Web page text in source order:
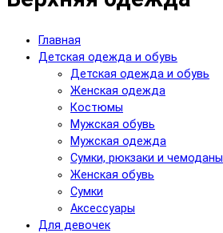
Главная
Детская одежда и обувь
Детская одежда и обувь
Женская одежда
Костюмы
Мужская обувь
Мужская одежда
Сумки, рюкзаки и чемоданы
Женская обувь
Сумки
Аксессуары
Для девочек